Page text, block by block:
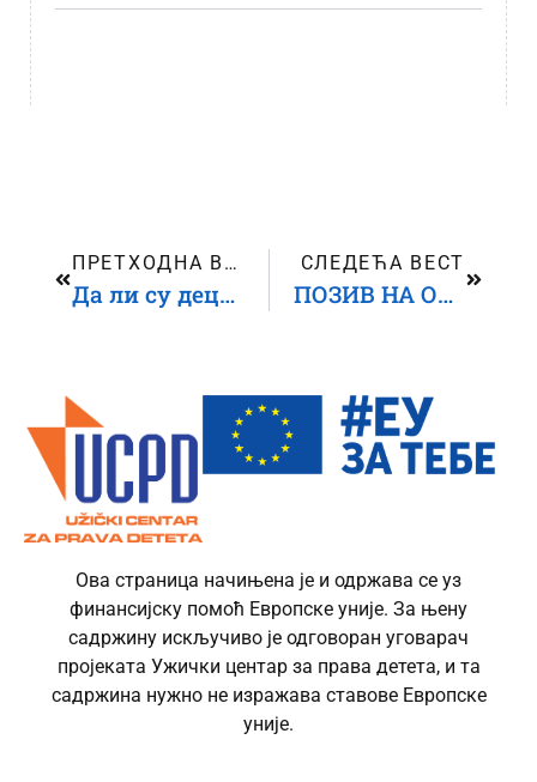
ПРЕТХОДНА ВЕСТ
Да ли су деца у Србији заиста заштићена од дискриминације?
СЛЕДЕЋА ВЕСТ
ПОЗИВ НА ОНЛАЈН ДЕБАТУ
Ова страница начињена је и одржава се уз
финансијску помоћ Европске уније. За њену
садржину искључиво је одговоран уговарач
пројеката Ужички центар за права детета, и та
садржина нужно не изражава ставове Европске
уније.